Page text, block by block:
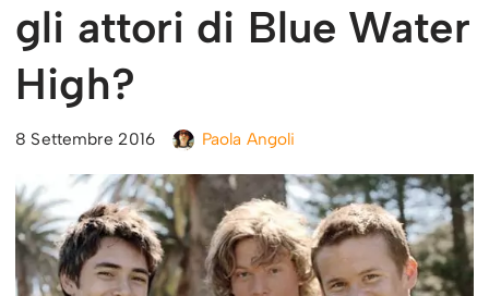
gli attori di Blue Water
High?
8 Settembre 2016 Paola Angoli